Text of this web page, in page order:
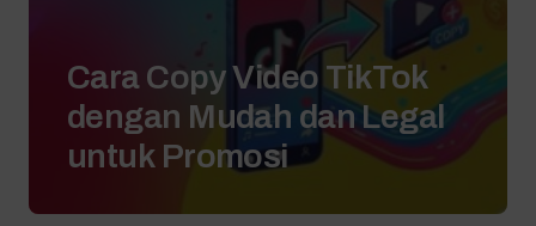
Cara Copy Video TikTok
dengan Mudah dan Legal
untuk Promosi